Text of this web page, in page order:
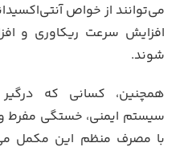
می‌توانند از خواص
افزایش سرعت ریکاوری و
شوند.
همچنین، کسانی که
سیستم ایمنی، خستگی مفرط
با مصرف منظم این مکمل